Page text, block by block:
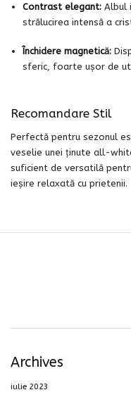
Contrast elegant:Albul
strălucirea intensă a
Închidere magnetică:
sferic, foarte ușor de
Recomandare Stil
Perfectă pentru sezonul
veselie unei ținute all-
suficient de versatilă
ieșire relaxată cu prietenii.
Archives
iulie 2023